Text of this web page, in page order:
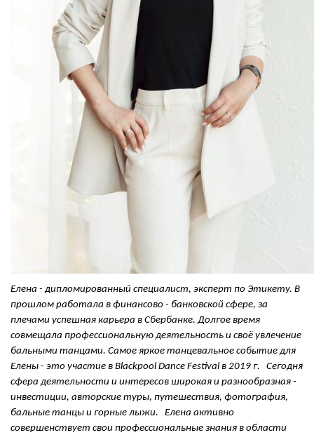
Елена - дипломированный специалист, эксперт по Этикету. В
прошлом работала в финансово - банковской сфере, за
плечами успешная карьера в Сбербанке. Долгое время
совмещала профессиональную деятельность и своё увлечение
бальными танцами. Самое яркое танцевальное событие для
Елены - это участие в Blackpool Dance Festival в 2019 г. Сегодня
сфера деятельности и интересов широкая и разнообразная -
инвестиции, авторские туры, путешествия, фотография,
бальные танцы и горные лыжи. Елена активно
совершенствует свои профессиональные знания в области